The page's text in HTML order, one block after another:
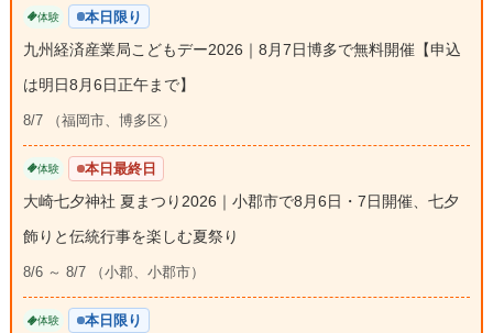
体験 本日限り
九州経済産業局こどもデー2026｜8月7日博多で無料開催【申込
は明日8月6日正午まで】
8/7 （福岡市、博多区）
体験 本日最終日
大崎七夕神社 夏まつり2026｜小郡市で8月6日・7日開催、七夕
飾りと伝統行事を楽しむ夏祭り
8/6 ～ 8/7 （小郡、小郡市）
体験 本日限り